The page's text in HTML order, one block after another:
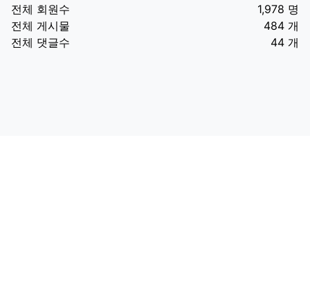
전체 회원수
1,978 명
전체 게시물
484 개
전체 댓글수
44 개